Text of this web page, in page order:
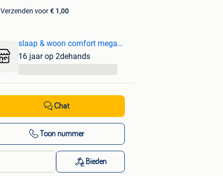
Verzenden voor€ 1,00
slaap & woon comfort mega outl
16 jaar op 2dehands
Chat
Toon nummer
Bieden